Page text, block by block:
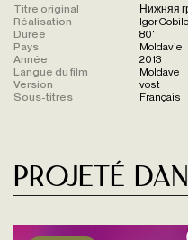
Titre original
Нижняя
Réalisation
Igor
Durée
80'
Pays
Moldavie
Année
2013
Langue du film
Moldave
Version
vost
Sous-titres
Français
Projeté